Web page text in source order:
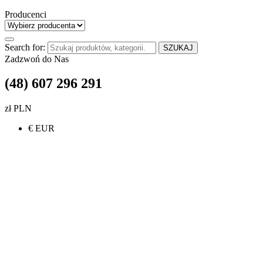
Producenci
Search for: SZUKAJ
Zadzwoń do Nas
(48) 607 296 291
zł PLN
€ EUR